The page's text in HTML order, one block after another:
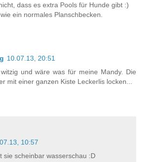
dass es extra Pools für Hunde gibt :)
ein normales Planschbecken.
10.07.13, 20:51
und wäre was für meine Mandy. Die
mit einer ganzen Kiste Leckerlis locken...
10:57
sie scheinbar wasserschau :D